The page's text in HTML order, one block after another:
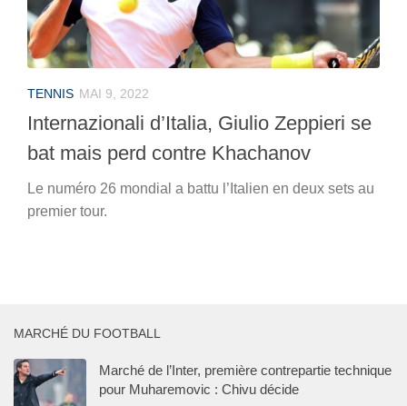
TENNIS MAI 9, 2022
Internazionali d’Italia, Giulio Zeppieri se
bat mais perd contre Khachanov
Le numéro 26 mondial a battu l’Italien en deux sets au
premier tour.
MARCHÉ DU FOOTBALL
Marché de l’Inter, première contrepartie technique
pour Muharemovic : Chivu décide